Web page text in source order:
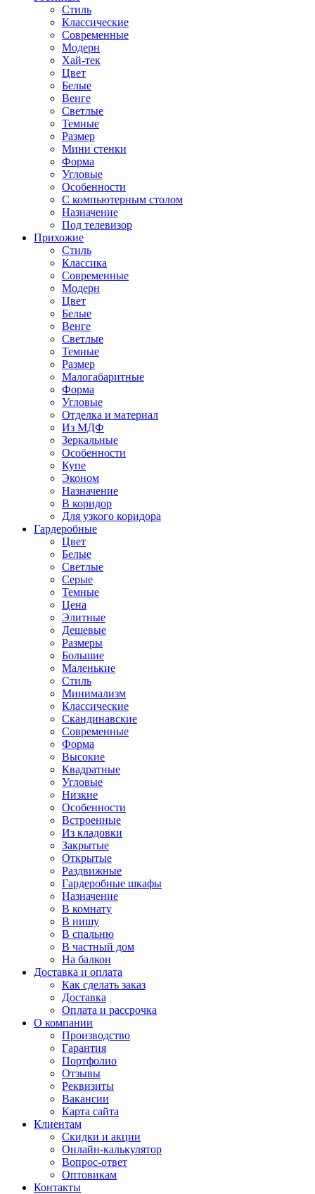
Стиль
Классические
Современные
Модерн
Хай-тек
Цвет
Белые
Венге
Светлые
Темные
Размер
Мини стенки
Форма
Угловые
Особенности
С компьютерным столом
Назначение
Под телевизор
Прихожие
Стиль
Классика
Современные
Модерн
Цвет
Белые
Венге
Светлые
Темные
Размер
Малогабаритные
Форма
Угловые
Отделка и материал
Из МДФ
Зеркальные
Особенности
Купе
Эконом
Назначение
В коридор
Для узкого коридора
Гардеробные
Цвет
Белые
Светлые
Серые
Темные
Цена
Элитные
Дешевые
Размеры
Большие
Маленькие
Стиль
Минимализм
Классические
Скандинавские
Современные
Форма
Высокие
Квадратные
Угловые
Низкие
Особенности
Встроенные
Из кладовки
Закрытые
Открытые
Раздвижные
Гардеробные шкафы
Назначение
В комнату
В нишу
В спальню
В частный дом
На балкон
Доставка и оплата
Как сделать заказ
Доставка
Оплата и рассрочка
О компании
Производство
Гарантия
Портфолио
Отзывы
Реквизиты
Вакансии
Карта сайта
Клиентам
Скидки и акции
Онлайн-калькулятор
Вопрос-ответ
Оптовикам
Контакты